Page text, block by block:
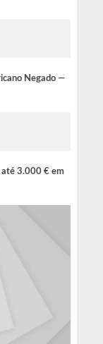
Negado —
até 3.000 € em